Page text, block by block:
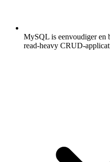
MySQL is eenvoudiger en
read-heavy CRUD-